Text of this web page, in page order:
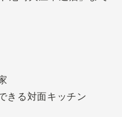
きる対面キッチン